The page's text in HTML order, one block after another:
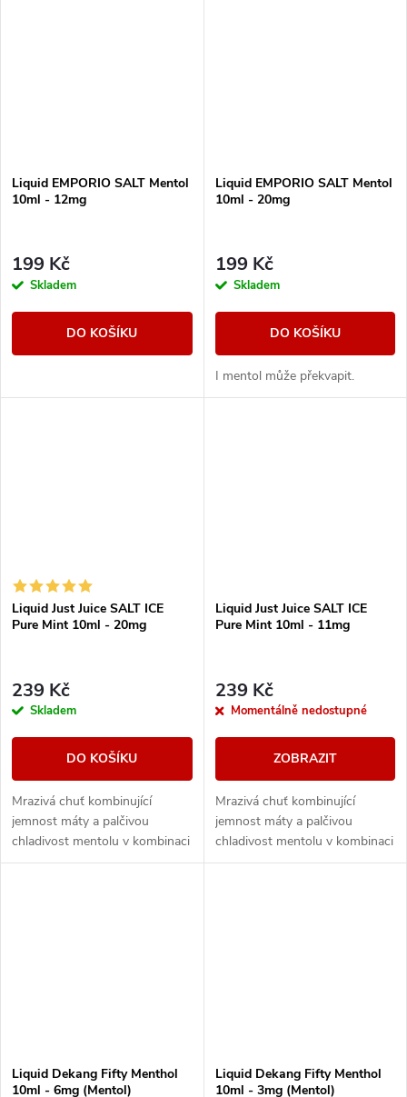
Liquid EMPORIO SALT Mentol
10ml - 12mg
199 Kč
Skladem
DO KOŠÍKU
Liquid EMPORIO SALT Mentol
10ml - 20mg
199 Kč
Skladem
DO KOŠÍKU
I mentol může překvapit.
Liquid Just Juice SALT ICE
Pure Mint 10ml - 20mg
239 Kč
Skladem
DO KOŠÍKU
Mrazivá chuť kombinující
jemnost máty a palčivou
chladivost mentolu v kombinaci
s cooladou.
Liquid Just Juice SALT ICE
Pure Mint 10ml - 11mg
239 Kč
Momentálně nedostupné
ZOBRAZIT
Mrazivá chuť kombinující
jemnost máty a palčivou
chladivost mentolu v kombinaci
s cooladou.
Liquid Dekang Fifty Menthol
10ml - 6mg (Mentol)
Liquid Dekang Fifty Menthol
10ml - 3mg (Mentol)